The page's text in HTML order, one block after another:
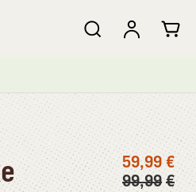
59,99 €
99,99 €